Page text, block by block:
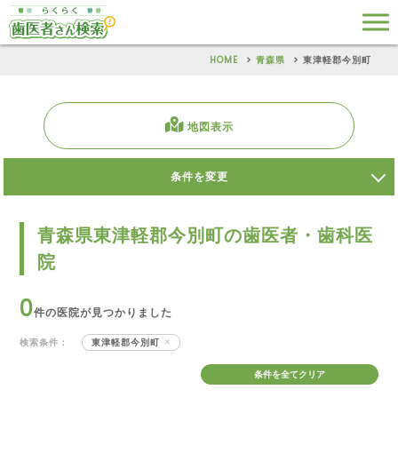
HOME 青森県 東津軽郡今別町
地図表示
条件を変更
青森県東津軽郡今別町の歯医者・歯科医
院
0件の医院が見つかりました
検索条件： 東津軽郡今別町
条件を全てクリア